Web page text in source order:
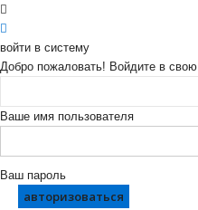
войти в систему
Добро пожаловать! Войдите в
Ваше имя пользователя
Ваш пароль